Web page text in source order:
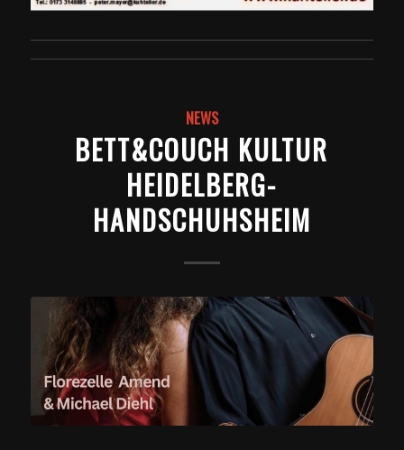
NEWS
BETT&COUCH KULTUR
HEIDELBERG-
HANDSCHUHSHEIM